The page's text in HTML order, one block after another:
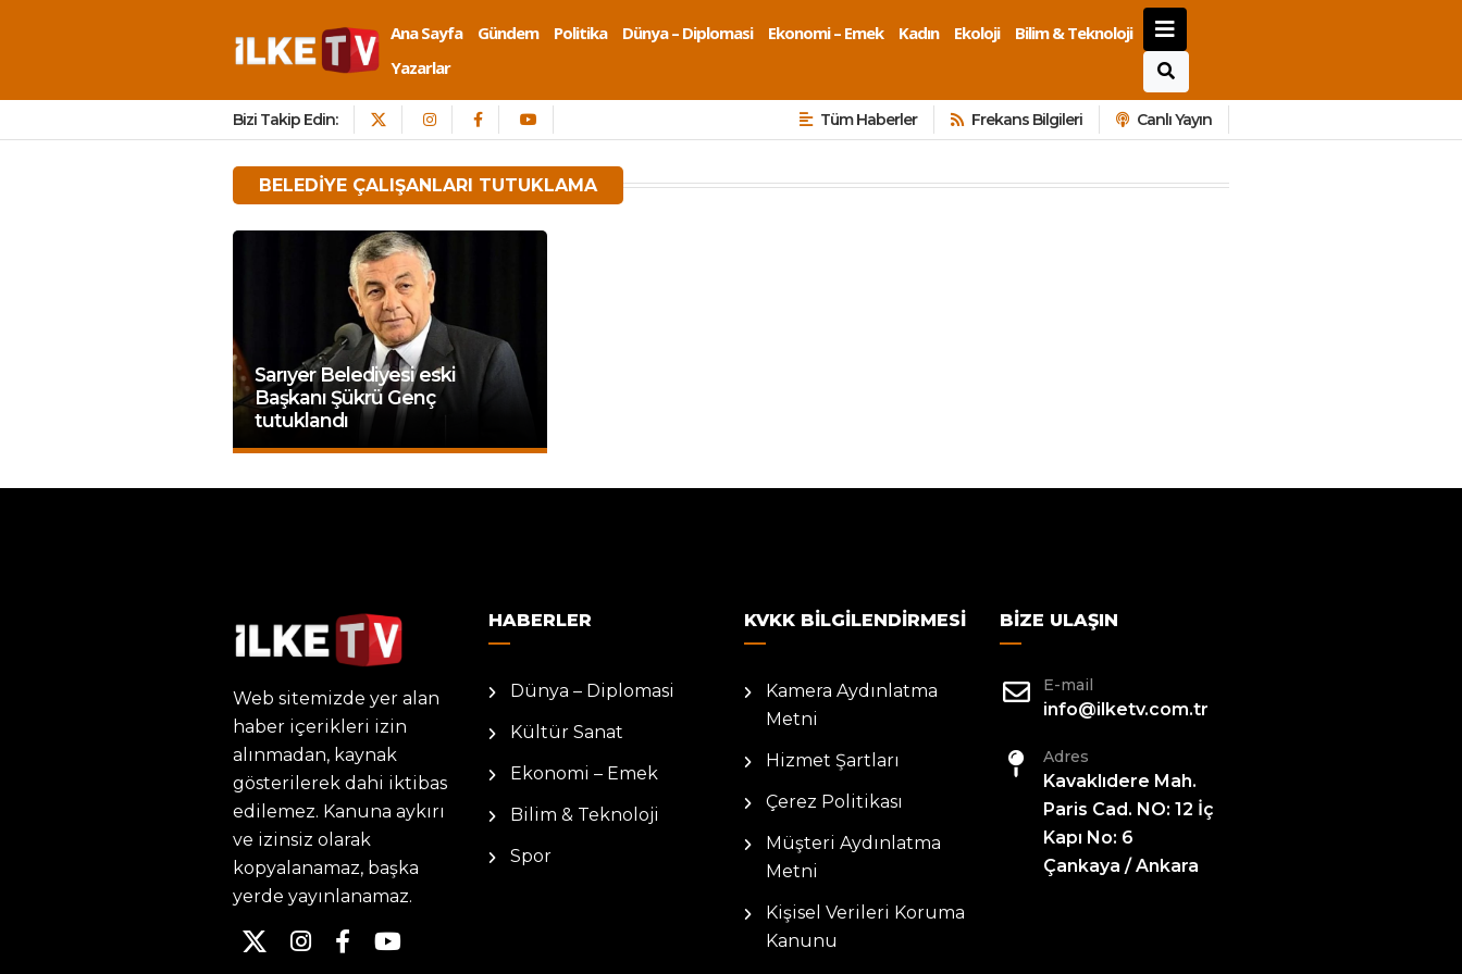
Ana Sayfa Gündem Politika Dünya – Diplomasi Ekonomi – Emek Kadın Ekoloji
Bilim & Teknoloji
Yazarlar
Bizi Takip Edin: Tüm Haberler Frekans Bilgileri Canlı Yayın
BELEDIYE ÇALIŞANLARI TUTUKLAMA
Sarıyer Belediyesi eski
Başkanı Şükrü Genç
tutuklandı
Web sitemizde yer alan
haber içerikleri izin
alınmadan, kaynak
gösterilerek dahi iktibas
edilemez. Kanuna aykırı
ve izinsiz olarak
kopyalanamaz, başka
yerde yayınlanamaz.
HABERLER
Dünya – Diplomasi
Kültür Sanat
Ekonomi – Emek
Bilim & Teknoloji
Spor
KVKK BILGILENDIRMESI
Kamera Aydınlatma
Metni
Hizmet Şartları
Çerez Politikası
Müşteri Aydınlatma
Metni
Kişisel Verileri Koruma
Kanunu
BIZE ULAŞIN
E-mail
info@ilketv.com.tr
Adres
Kavaklıdere Mah.
Paris Cad. NO: 12 İç
Kapı No: 6
Çankaya / Ankara